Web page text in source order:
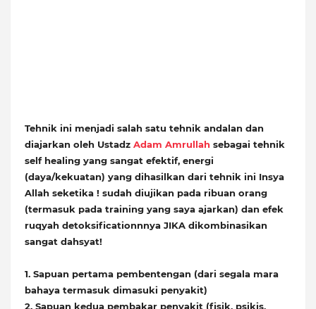
Tehnik ini menjadi salah satu tehnik andalan dan
diajarkan oleh Ustadz Adam Amrullah sebagai tehnik
self healing yang sangat efektif, energi
(daya/kekuatan) yang dihasilkan dari tehnik ini Insya
Allah seketika ! sudah diujikan pada ribuan orang
(termasuk pada training yang saya ajarkan) dan efek
ruqyah detoksificationnnya JIKA dikombinasikan
sangat dahsyat!
1. Sapuan pertama pembentengan (dari segala mara
bahaya termasuk dimasuki penyakit)
2. Sapuan kedua pembakar penyakit (fisik, psikis,